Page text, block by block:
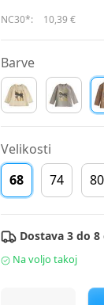
NC30*: 10,39 €
Barve
Velikosti
68 74 80
Dostava 3 do
Na voljo takoj
Original Marines